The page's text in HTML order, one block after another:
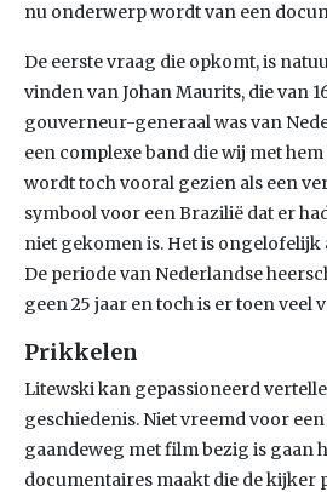
nu onderwerp wordt van een
De eerste vraag die opkomt, is
vinden van Johan Maurits, die van
gouverneur-generaal was van
een complexe band die wij met
wordt toch vooral gezien als een
symbool voor een Brazilië dat er
niet gekomen is. Het is ongelofelijk
De periode van Nederlandse
geen 25 jaar en toch is er toen veel
Prikkelen
Litewski kan gepassioneerd
geschiedenis. Niet vreemd voor
gaandeweg met film bezig is gaan
documentaires maakt die de kijker